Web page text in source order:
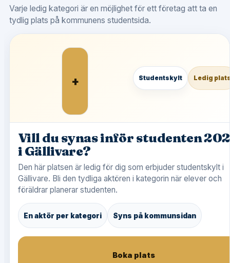
Varje ledig kategori är en möjlighet för ett företag att ta en
tydlig plats på kommunens studentsida.
+ Studentskylt Ledig
Vill du synas inför studenten
i Gällivare?
Den här platsen är ledig för dig som erbjuder studentskylt i
Gällivare. Bli den tydliga aktören i kategorin när elever och
föräldrar planerar studenten.
En aktör per kategori Syns på kommunsidan
Boka plats